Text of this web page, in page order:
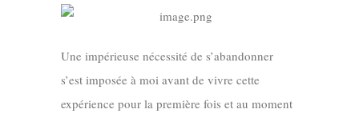
Une impérieuse nécessité de s’abandonner
s’est imposée à moi avant de vivre cette
expérience pour la première fois et au moment